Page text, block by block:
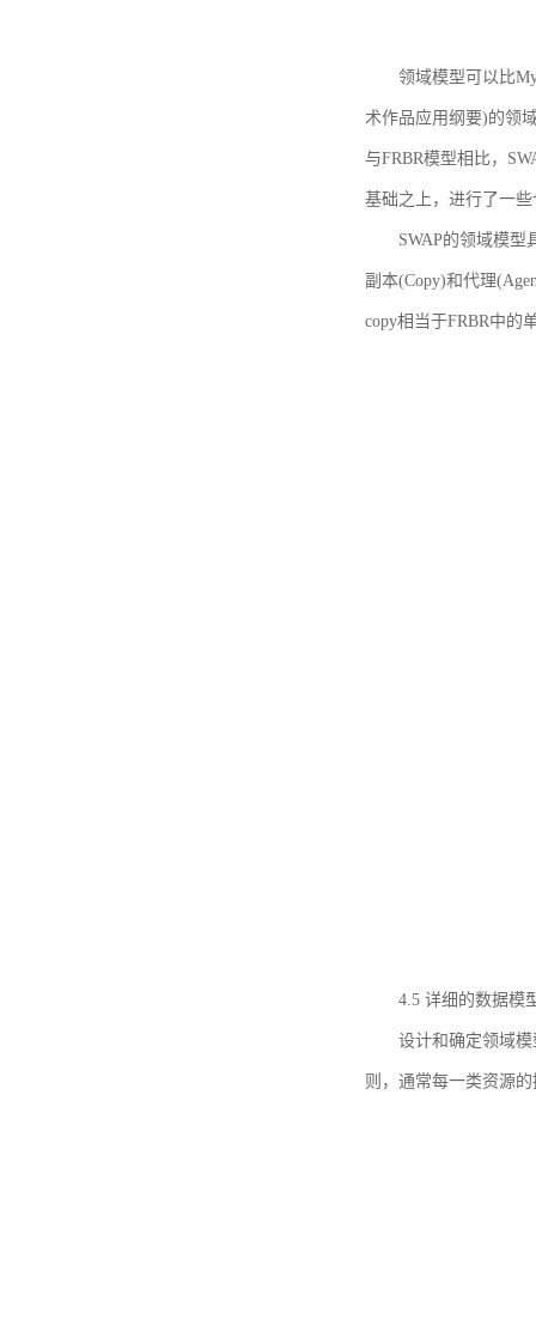
领域模型可以比
术作品应用纲要)的领
与FRBR模型相比，
基础之上，进行了一
SWAP的领域模型
副本(Copy)和代理
copy相当于FRBR中的
4.5 详细的数据模
设计和确定领域
则，通常每一类资源